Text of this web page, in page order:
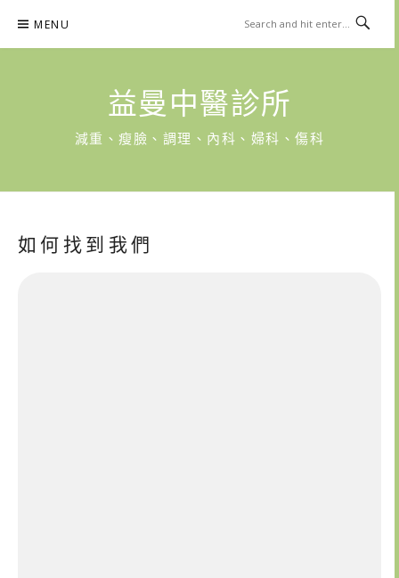
content
MENU
​​益曼中醫診所
減重、瘦臉、調理、內科、婦科、傷科
如 何 找 到 我 們